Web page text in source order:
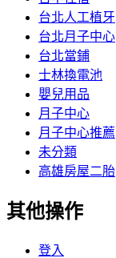
台北人工植牙
台北月子中心
台北當鋪
士林換電池
嬰兒用品
月子中心
月子中心推薦
未分類
高雄房屋二胎
其他操作
登入